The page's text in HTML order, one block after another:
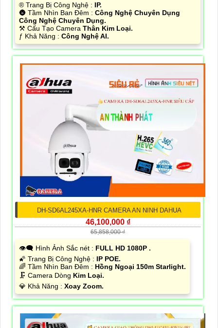
®️ Trang Bị Công Nghệ : IP.
🌚 Tầm Nhìn Ban Đêm : Công Nghệ Chuyên Dụng
Công Nghệ Chuyên Dụng.
⚒ Cấu Tạo Camera Thân Kim Loại.
️ƒ Khả Năng : Công Nghệ AI.
DH-SD6AL245XA-HNR CAMERA AN NINH DAHUA
46,100,000 ₫
65,858,000 ₫
👁️‍🗨 Hình Ảnh Sắc nét : FULL HD 1080P .
🌠 Trang Bị Công Nghệ : IP POE.
🌈 Tầm Nhìn Ban Đêm : Hồng Ngoại 150m Starlight.
🗜️ Camera Dòng Kim Loại.
️💎 Khả Năng : Xoay Zoom.